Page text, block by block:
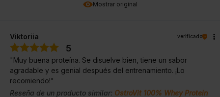
Mostrar original
Viktoriia verificado
5
"Muy buena proteína. Se disuelve bien, tiene un sabor
agradable y es genial después del entrenamiento. ¡Lo
recomiendo!"
Reseña de un producto similar: OstroVit 100% Whey Protein